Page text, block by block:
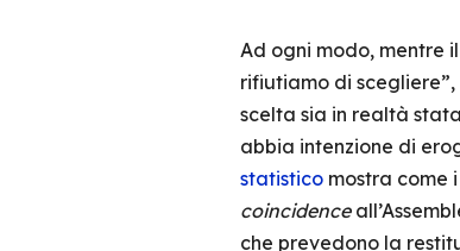
Ad ogni modo, mentre
rifiutiamo di
scelta sia in realtà
abbia intenzione di
statisticomostra come
coincidence
che prevedono la